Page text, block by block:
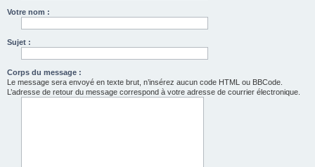
Votre nom :
Sujet :
Corps du message :
Le message sera envoyé en texte brut, n’insérez aucun code HTML ou BBCode.
L’adresse de retour du message correspond à votre adresse de courrier électronique.